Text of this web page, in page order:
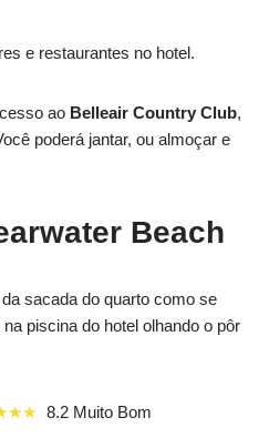
e restaurantes no hotel.
ao Belleair Country Club,
poderá jantar, ou almoçar e
Beach
sacada do quarto como se
piscina do hotel olhando o pôr
8.2 Muito Bom